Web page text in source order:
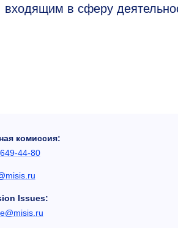
в сферу
комиссия:
44-80
Issues: